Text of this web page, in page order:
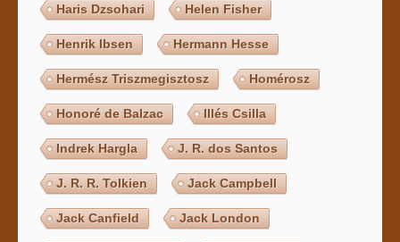
Haris Dzsohari Helen Fisher
Henrik Ibsen Hermann Hesse
Hermész Triszmegisztosz Homérosz
Honoré de Balzac Illés Csilla
Indrek Hargla J. R. dos Santos
J. R. R. Tolkien Jack Campbell
Jack Canfield Jack London